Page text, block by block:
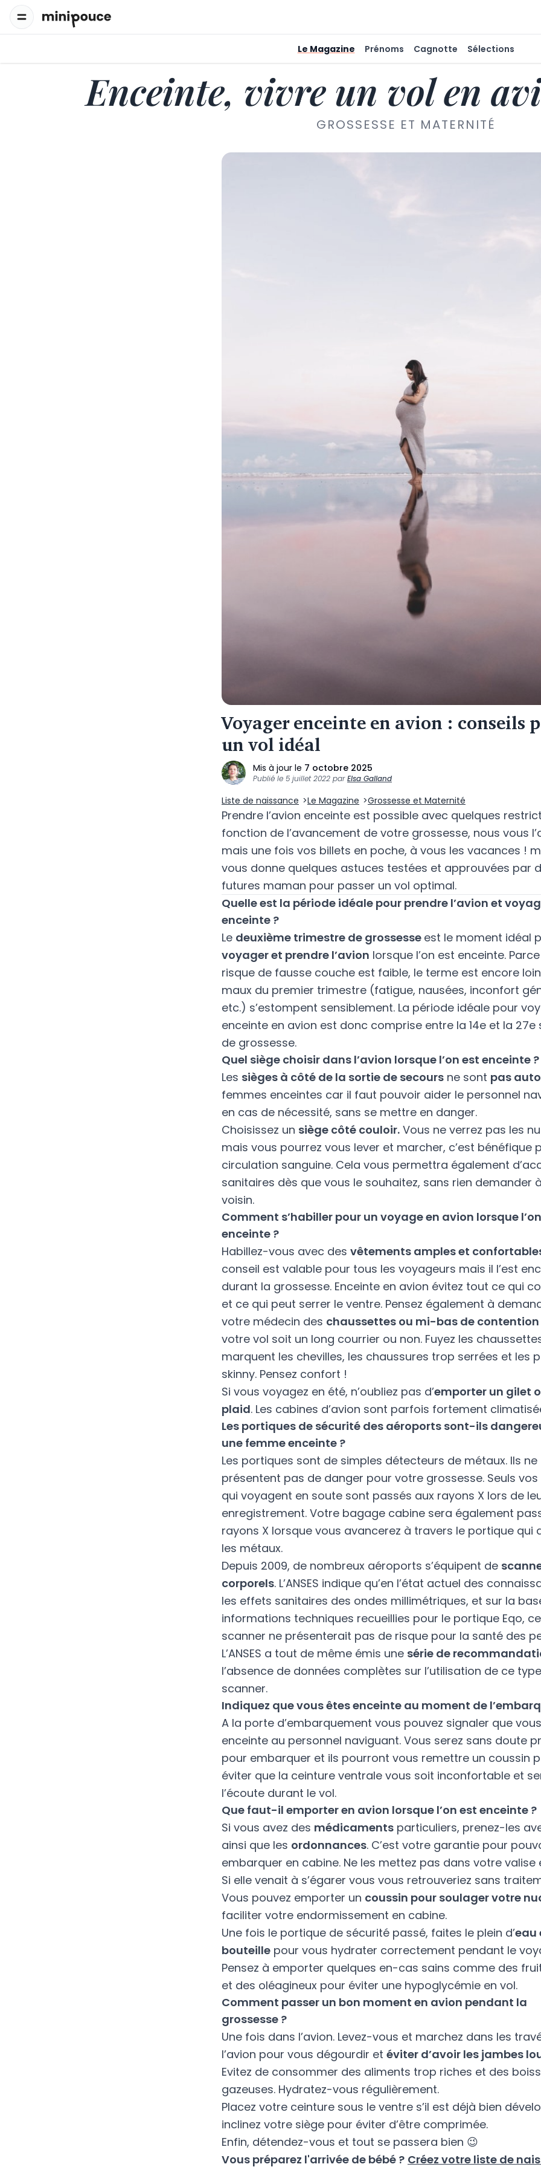
Le Magazine Prénoms Cagnotte Sélections
Enceinte, vivre un vol en
GROSSESSE ET MATERNITÉ
Voyager enceinte en avion : conseils
un vol idéal
Mis à jour le 7 octobre 2025
Publié le 5 juillet 2022 parElsa Galland
Liste de naissance Le Magazine Grossesse et Maternité
Prendre l’avion enceinte est possible avec quelques
fonction de l’avancement de votre grossesse, nous vous
mais une fois vos billets en poche, à vous les vacances !
vous donne quelques astuces testées et approuvées par
futures maman pour passer un vol optimal.
Quelle est la période idéale pour prendre l’avion et
enceinte ?
Le deuxième trimestre de grossesse est le moment idéal
voyager et prendre l’avion lorsque l’on est enceinte.
risque de fausse couche est faible, le terme est encore
maux du premier trimestre (fatigue, nausées, inconfort
etc.) s’estompent sensiblement. La période idéale pour
enceinte en avion est donc comprise entre la 14e et la 27e
de grossesse.
Quel siège choisir dans l’avion lorsque l’on est enceinte ?
Les sièges à côté de la sortie de secours ne sont pas
femmes enceintes car il faut pouvoir aider le personnel
en cas de nécessité, sans se mettre en danger.
Choisissez un siège côté couloir. Vous ne verrez pas les
mais vous pourrez vous lever et marcher, c’est bénéfique
circulation sanguine. Cela vous permettra également
sanitaires dès que vous le souhaitez, sans rien demander
voisin.
Comment s’habiller pour un voyage en avion lorsque
enceinte ?
Habillez-vous avec des vêtements amples et
conseil est valable pour tous les voyageurs mais il l’est
durant la grossesse. Enceinte en avion évitez tout ce qui
et ce qui peut serrer le ventre. Pensez également à
votre médecin des chaussettes ou mi-bas de contention
votre vol soit un long courrier ou non. Fuyez les
marquent les chevilles, les chaussures trop serrées et les
skinny. Pensez confort !
Si vous voyagez en été, n’oubliez pas d’emporter un gilet
plaid. Les cabines d’avion sont parfois fortement
Les portiques de sécurité des aéroports sont-ils
une femme enceinte ?
Les portiques sont de simples détecteurs de métaux. Ils ne
présentent pas de danger pour votre grossesse. Seuls
qui voyagent en soute sont passés aux rayons X lors de
enregistrement. Votre bagage cabine sera également
rayons X lorsque vous avancerez à travers le portique qui
les métaux.
Depuis 2009, de nombreux aéroports s’équipent de
corporels. L’ANSES indique qu’en l’état actuel des
les effets sanitaires des ondes millimétriques, et sur la
informations techniques recueillies pour le portique Eqo,
scanner ne présenterait pas de risque pour la santé des
L’ANSES a tout de même émis une série de
l’absence de données complètes sur l’utilisation de ce
scanner.
Indiquez que vous êtes enceinte au moment de
A la porte d’embarquement vous pouvez signaler que
enceinte au personnel naviguant. Vous serez sans doute
pour embarquer et ils pourront vous remettre un coussin
éviter que la ceinture ventrale vous soit inconfortable et
l’écoute durant le vol.
Que faut-il emporter en avion lorsque l’on est enceinte ?
Si vous avez des médicaments particuliers, prenez-les
ainsi que les ordonnances. C’est votre garantie pour
embarquer en cabine. Ne les mettez pas dans votre valise
Si elle venait à s’égarer vous vous retrouveriez sans
Vous pouvez emporter un coussin pour soulager votre
faciliter votre endormissement en cabine.
Une fois le portique de sécurité passé, faites le plein d’eau
bouteille pour vous hydrater correctement pendant le
Pensez à emporter quelques en-cas sains comme des
et des oléagineux pour éviter une hypoglycémie en vol.
Comment passer un bon moment en avion pendant la
grossesse ?
Une fois dans l’avion. Levez-vous et marchez dans les
l’avion pour vous dégourdir et éviter d’avoir les jambes
Evitez de consommer des aliments trop riches et des
gazeuses. Hydratez-vous régulièrement.
Placez votre ceinture sous le ventre s’il est déjà bien
inclinez votre siège pour éviter d’être comprimée.
Enfin, détendez-vous et tout se passera bien 😉
Vous préparez l'arrivée de bébé ? Créez votre liste de